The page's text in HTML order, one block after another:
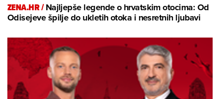
ZENA.HR /Najljepše legende o hrvatskim otocima: Od
Odisejeve špilje do ukletih otoka i nesretnih ljubavi